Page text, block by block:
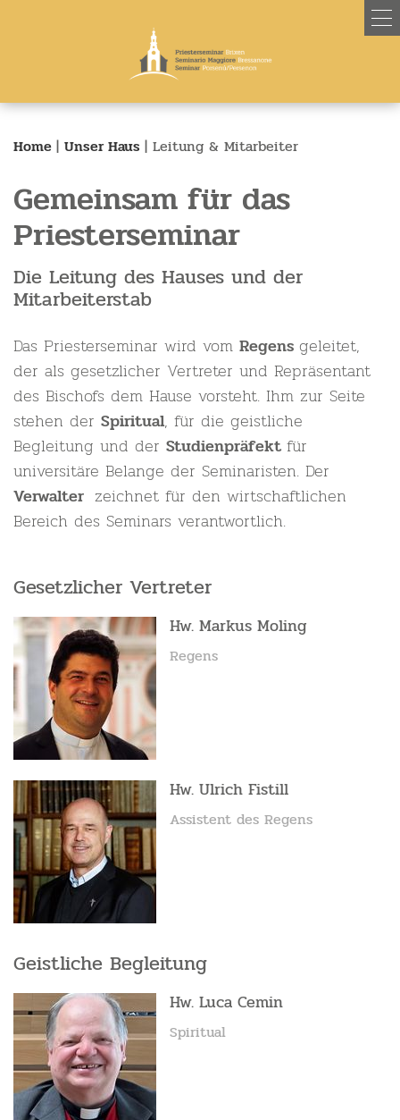
Home | Unser Haus | Leitung & Mitarbeiter
Gemeinsam für das
Priesterseminar
Die Leitung des Hauses und der
Mitarbeiterstab
Das Priesterseminar wird vom Regens geleitet,
der als gesetzlicher Vertreter und Repräsentant
des Bischofs dem Hause vorsteht. Ihm zur Seite
stehen der Spiritual, für die geistliche
Begleitung und der Studienpräfekt für
universitäre Belange der Seminaristen. Der
Verwalter zeichnet für den wirtschaftlichen
Bereich des Seminars verantwortlich.
Gesetzlicher Vertreter
Hw. Markus Moling
Regens
Hw. Ulrich Fistill
Assistent des Regens
Geistliche Begleitung
Hw. Luca Cemin
Spiritual